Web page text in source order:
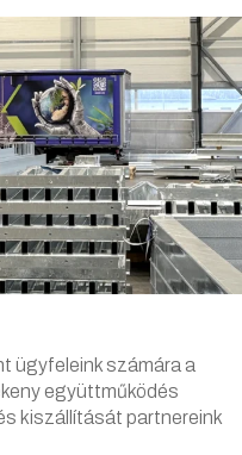
ügyfeleink számára a
együttműködés
kiszállítását partnereink